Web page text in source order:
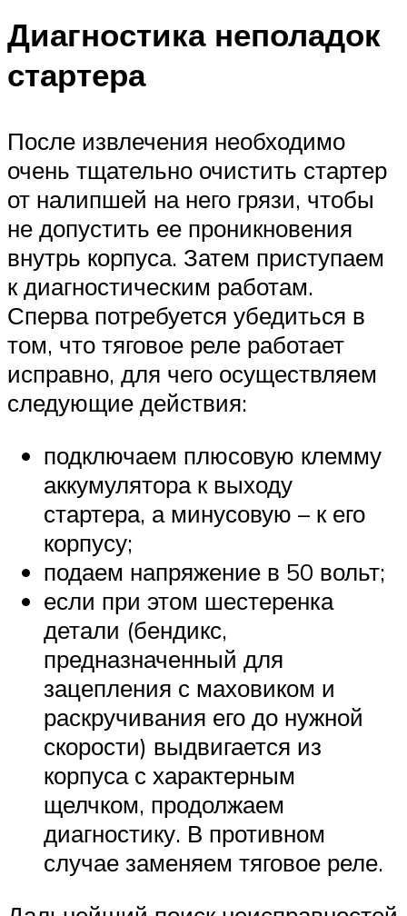
Диагностика неполадок
стартера
После извлечения необходимо
очень тщательно очистить стартер
от налипшей на него грязи, чтобы
не допустить ее проникновения
внутрь корпуса. Затем приступаем
к диагностическим работам.
Сперва потребуется убедиться в
том, что тяговое реле работает
исправно, для чего осуществляем
следующие действия:
подключаем плюсовую клемму
аккумулятора к выходу
стартера, а минусовую – к его
корпусу;
подаем напряжение в 50 вольт;
если при этом шестеренка
детали (бендикс,
предназначенный для
зацепления с маховиком и
раскручивания его до нужной
скорости) выдвигается из
корпуса с характерным
щелчком, продолжаем
диагностику. В противном
случае заменяем тяговое реле.